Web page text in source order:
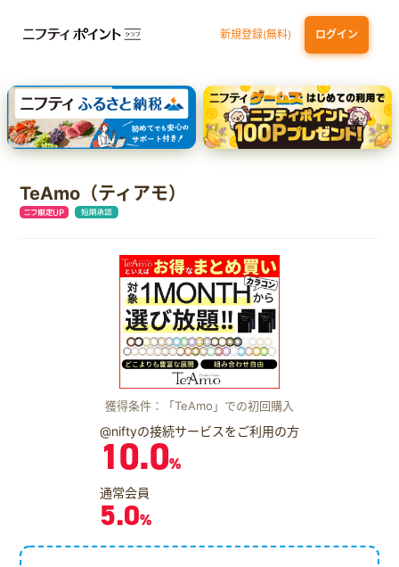
新規登録(無料) ログイン
三井住友カード ゴールド（NL）（家族カード発行） dカード GOLD
【実質初月無料】DMM | Disney+(ディズニープラス) セットプラン
SBI証券 確定拠出年金（iDeCo）
TeAmo（ティアモ）
獲得条件：「TeAmo」での初回購入
@niftyの接続サービスをご利用の方
10.0%
通常会員
5.0%